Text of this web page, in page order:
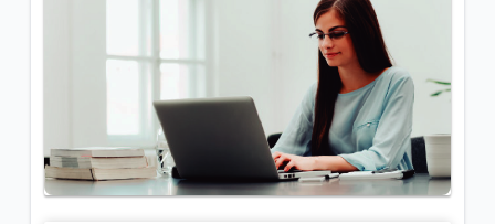
¿Cuál es el número de cuenta de la factura Tigo? |
Empresas
Explicación del Detalle de consumos en su factura
Tigo | Empresas
¿Cómo hacer reposición de SIM en Tigo Business